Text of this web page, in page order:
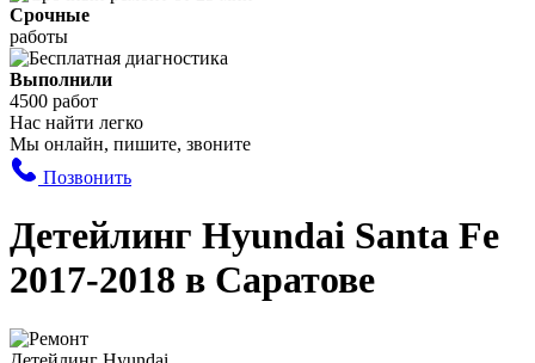
Срочные
работы
Выполнили
4500 работ
Нас найти легко
Мы онлайн, пишите, звоните
Позвонить
Детейлинг Hyundai Santa Fe
2017-2018 в Саратове